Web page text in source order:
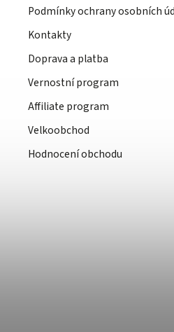
Podmínky ochrany osobních
Kontakty
Doprava a platba
Vernostní program
Affiliate program
Velkoobchod
Hodnocení obchodu